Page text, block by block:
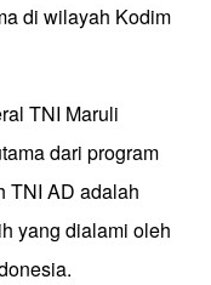
di wilayah Kodim
TNI Maruli
dari program
TNI AD adalah
yang dialami oleh